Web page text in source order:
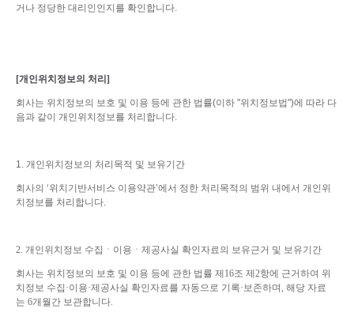
거나 정당한 대리인인지를 확인합니다.
[개인위치정보의 처리 ]
회사는 위치정보의 보호 및 이용 등에 관한 법률(이하 "위치정보법")에 따라 다
음과 같이 개인위치정보를 처리합니다.
1. 개인위치정보의 처리목적 및 보유기간
회사의 ‘위치기반서비스 이용약관’에서 정한 처리목적의 범위 내에서 개인위
치정보를 처리합니다.
2. 개인위치정보 수집ㆍ이용ㆍ제공사실 확인자료의 보유근거 및 보유기간
회사는 위치정보의 보호 및 이용 등에 관한 법률 제16조 제2항에 근거하여 위
치정보 수집·이용·제공사실 확인자료를 자동으로 기록·보존하며, 해당 자료
는 6개월간 보관합니다.